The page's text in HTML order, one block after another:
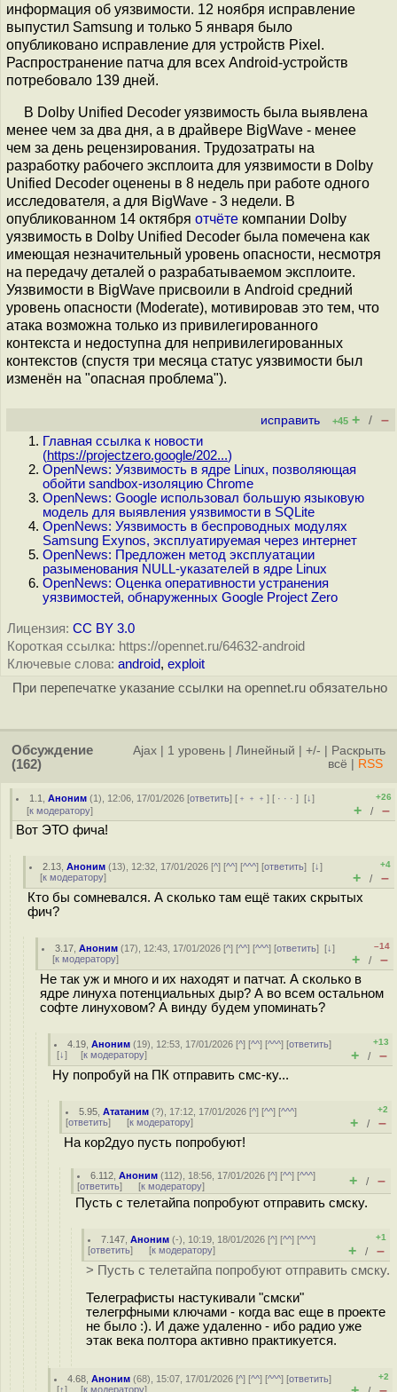
информация об уязвимости. 12 ноября исправление
выпустил Samsung и только 5 января было
опубликовано исправление для устройств Pixel.
Распространение патча для всех Android-устройств
потребовало 139 дней.
В Dolby Unified Decoder уязвимость была выявлена
менее чем за два дня, а в драйвере BigWave - менее
чем за день рецензирования. Трудозатраты на
разработку рабочего эксплоита для уязвимости в Dolby
Unified Decoder оценены в 8 недель при работе одного
исследователя, а для BigWave - 3 недели. В
опубликованном 14 октября отчёте компании Dolby
уязвимость в Dolby Unified Decoder была помечена как
имеющая незначительный уровень опасности, несмотря
на передачу деталей о разрабатываемом эксплоите.
Уязвимости в BigWave присвоили в Android средний
уровень опасности (Moderate), мотивировав это тем, что
атака возможна только из привилегированного
контекста и недоступна для непривилегированных
контекстов (спустя три месяца статус уязвимости был
изменён на "опасная проблема").
исправить +45 + / –
Главная ссылка к новости
(https://projectzero.google/202...)
OpenNews: Уязвимость в ядре Linux, позволяющая
обойти sandbox-изоляцию Chrome
OpenNews: Google использовал большую языковую
модель для выявления уязвимости в SQLite
OpenNews: Уязвимость в беспроводных модулях
Samsung Exynos, эксплуатируемая через интернет
OpenNews: Предложен метод эксплуатации
разыменования NULL-указателей в ядре Linux
OpenNews: Оценка оперативности устранения
уязвимостей, обнаруженных Google Project Zero
Лицензия: CC BY 3.0
Короткая ссылка: https://opennet.ru/64632-android
Ключевые слова: android, exploit
При перепечатке указание ссылки на opennet.ru обязательно
Обсуждение
(162)
Ajax 1 уровень Линейный +/-
Раскрыть
всё
RSS
1.1 ,Аноним (1), 12:06, 17/01/2026 [ответить] [ ﹢﹢﹢] [ · · ·][↓]
[к модератору]
+26
+ / –
Вот ЭТО фича!
2.13 ,Аноним (13), 12:32, 17/01/2026 [^] [^^] [^^^] [ответить][↓]
[к модератору]
+4
+ / –
Кто бы сомневался. А сколько там ещё таких скрытых
фич?
3.17 ,Аноним (17), 12:43, 17/01/2026 [^] [^^] [^^^] [ответить][↓]
[к модератору]
–14
+ / –
Не так уж и много и их находят и патчат. А сколько в
ядре линуха потенциальных дыр? А во всем остальном
софте линуховом? А винду будем упоминать?
4.19 ,Аноним (19), 12:53, 17/01/2026 [^] [^^] [^^^] [ответить]
[↓] [к модератору]
+13
+ / –
Ну попробуй на ПК отправить смс-ку...
5.95 ,Ататаним (?), 17:12, 17/01/2026 [^] [^^] [^^^]
[ответить] [к модератору]
+2
+ / –
На кор2дуо пусть попробуют!
6.112 ,Аноним (112), 18:56, 17/01/2026 [^] [^^] [^^^]
[ответить] [к модератору] + / –
Пусть с телетайпа попробуют отправить смску.
7.147 ,Аноним (-), 10:19, 18/01/2026 [^] [^^] [^^^]
[ответить] [к модератору]
+1
+ / –
> Пусть с телетайпа попробуют отправить смску.
Телеграфисты настукивали "смски"
телегрфными ключами - когда вас еще в проекте
не было :). И даже удаленно - ибо радио уже
этак века полтора активно практикуется.
4.68 ,Аноним (68), 15:07, 17/01/2026 [^] [^^] [^^^] [ответить]
[↑] [к модератору]
+2